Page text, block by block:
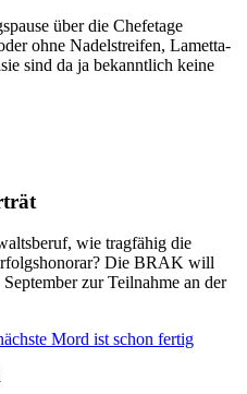
über die Chefetage
ohne Nadelstreifen, Lametta-
sind da ja bekanntlich keine
wie tragfähig die
Die BRAK will
zur Teilnahme an der
Mord ist schon fertig